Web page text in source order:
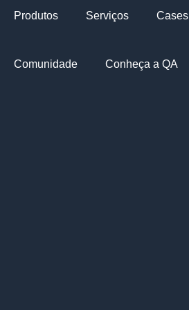
Produtos Serviços Cases
Comunidade Conheça a QA